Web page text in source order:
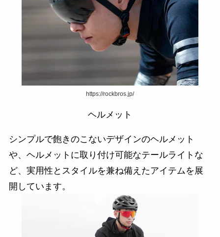
https://rockbros.jp/
ヘルメット
シンプルで飽きのこないデザインのヘルメット
や、ヘルメットに取り付け可能なテールライトな
ど、実用性とスタイルを兼ね備えたアイテムを展
開しています。